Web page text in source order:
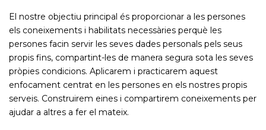
El nostre objectiu principal és proporcionar a les persones
els coneixements i habilitats necessàries perquè les
persones facin servir les seves dades personals pels seus
propis fins, compartint-les de manera segura sota les seves
pròpies condicions. Aplicarem i practicarem aquest
enfocament centrat en les persones en els nostres propis
serveis. Construirem eines i compartirem coneixements per
ajudar a altres a fer el mateix.